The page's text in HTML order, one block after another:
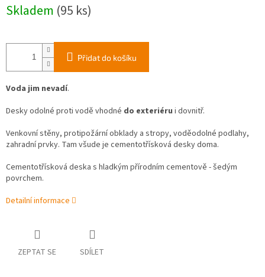
Skladem (95 ks)
Přidat do košíku
Voda jim nevadí.
Desky odolné proti vodě vhodné do exteriéru i dovnitř.
Venkovní stěny, protipožární obklady a stropy, voděodolné podlahy,
zahradní prvky. Tam všude je cementotřísková desky doma.
Cementotřísková deska s hladkým přírodním cementově - šedým
povrchem.
Detailní informace
ZEPTAT SE SDÍLET